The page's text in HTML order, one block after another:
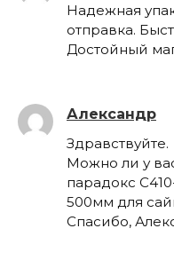
Надежная
отправка.
Достойный
Александр
Здравствуйте.
Можно ли у
парадокс
500мм для
Спасибо,